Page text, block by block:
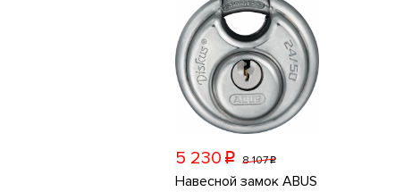
5 230 p 8 107p
Навесной замок ABUS